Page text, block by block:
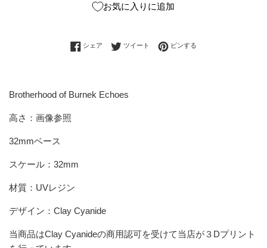
お気に入りに追加
シェア Facebookでシェアする
ツイート Twitterに投稿する
ピンする
Brotherhood of Burnek Echoes
高さ：画像参照
32mmベース
スケール：32mm
材質：UVレジン
デザイン：Clay Cyanide
当商品はClay Cyanideの商用認可を受けて当店が３Dプリント